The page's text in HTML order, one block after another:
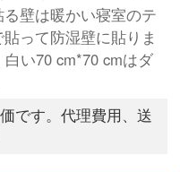
壁は暖かい寝室のテ
って防湿壁に貼りま
い70 cm*70 cmはダ
です。代理費用、送